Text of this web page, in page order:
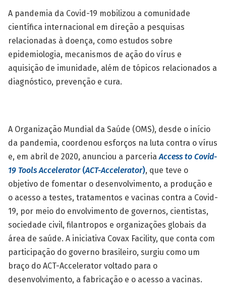
A pandemia da Covid-19 mobilizou a comunidade
científica internacional em direção a pesquisas
relacionadas à doença, como estudos sobre
epidemiologia, mecanismos de ação do vírus e
aquisição de imunidade, além de tópicos relacionados a
diagnóstico, prevenção e cura.
A Organização Mundial da Saúde (OMS), desde o início
da pandemia, coordenou esforços na luta contra o vírus
e, em abril de 2020, anunciou a parceriaAccess to Covid-
19 Tools Accelerator(ACT-Accelerator), que teve o
objetivo de fomentar o desenvolvimento, a produção e
o acesso a testes, tratamentos e vacinas contra a Covid-
19, por meio do envolvimento de governos, cientistas,
sociedade civil, filantropos e organizações globais da
área de saúde. A iniciativa Covax Facility, que conta com
participação do governo brasileiro, surgiu como um
braço do ACT-Accelerator voltado para o
desenvolvimento, a fabricação e o acesso a vacinas.